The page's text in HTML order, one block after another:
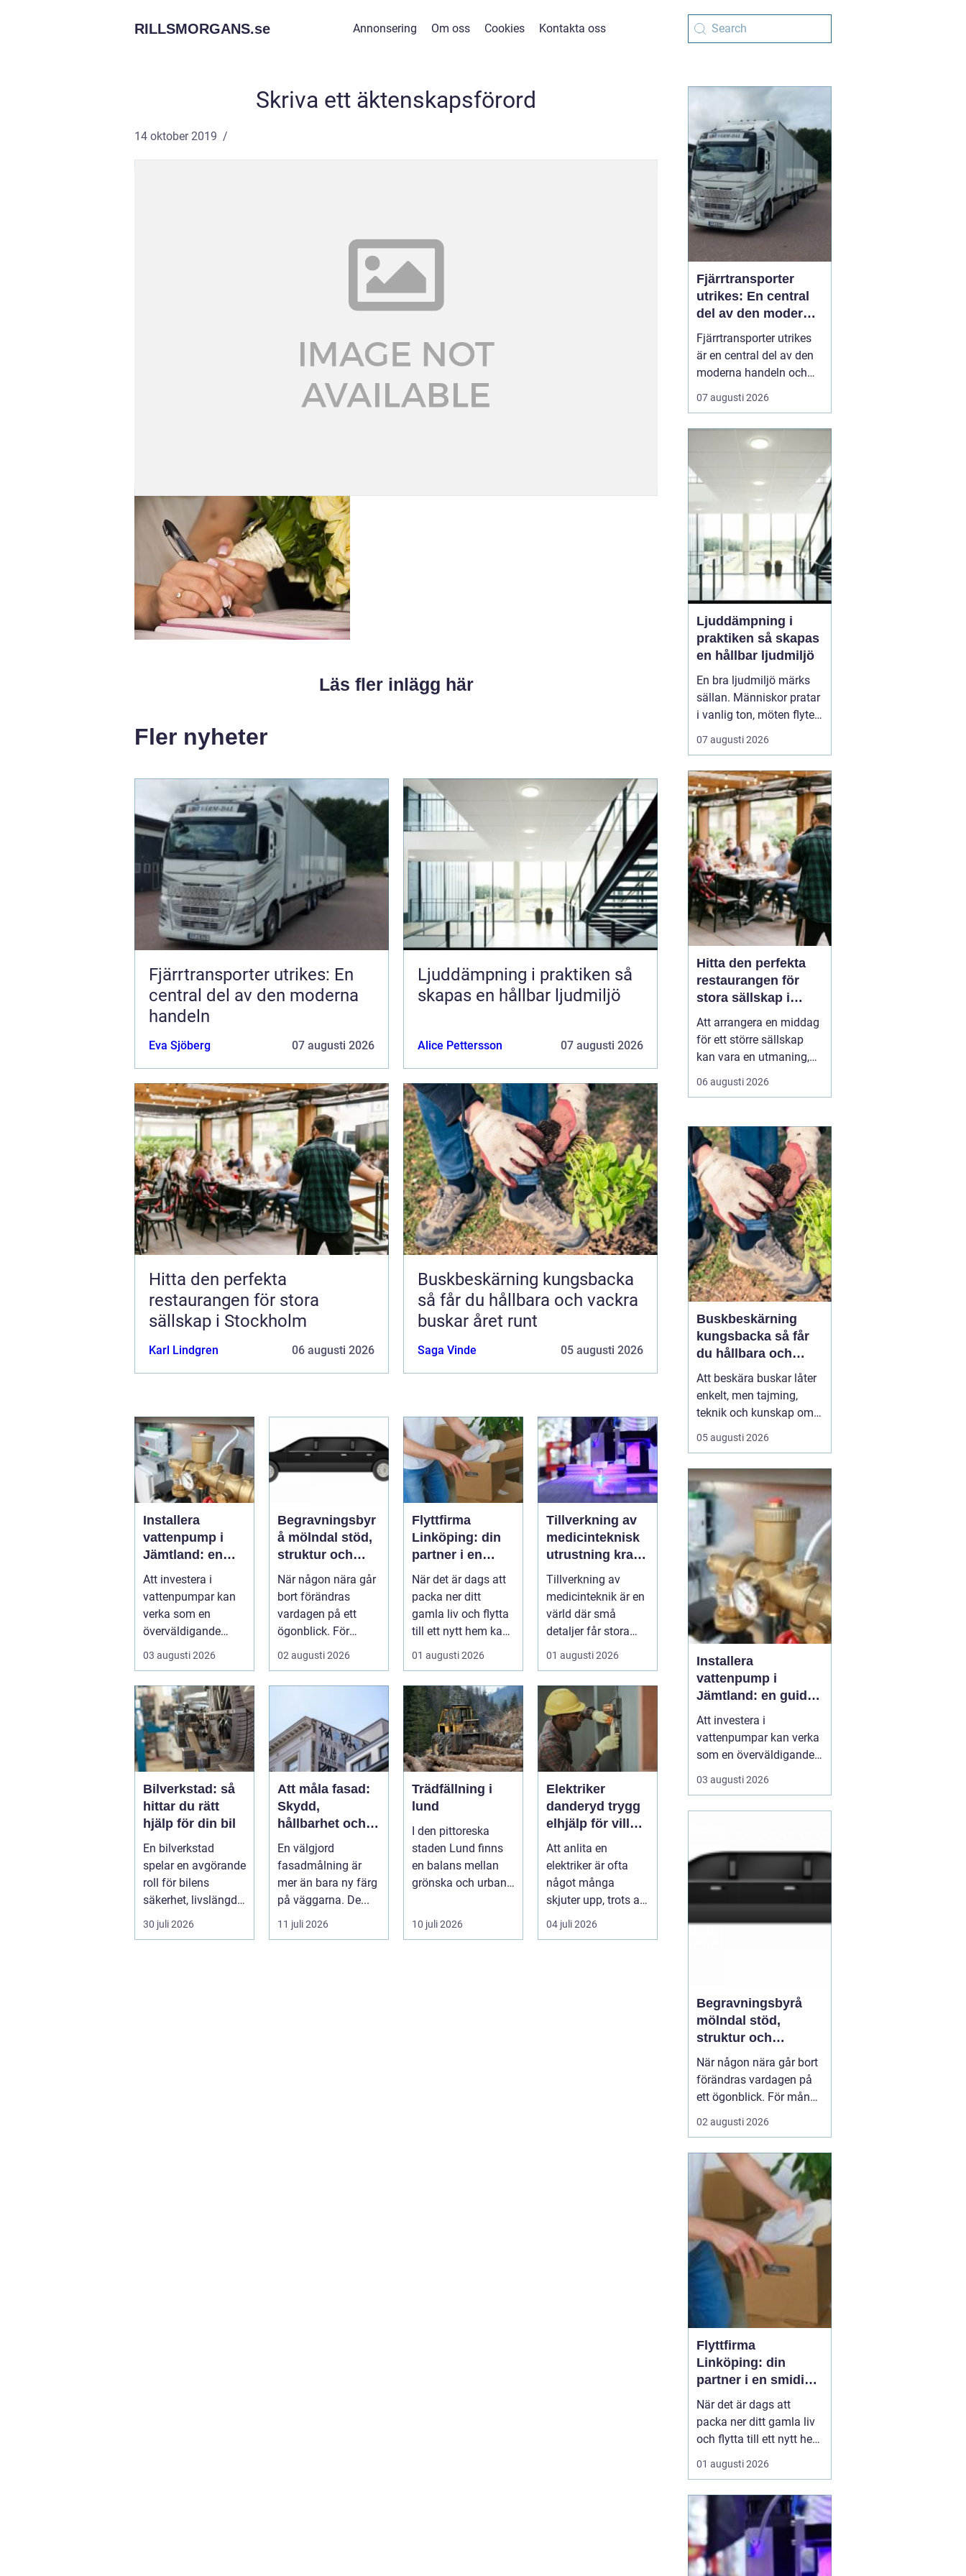
RILLSMORGANS.se Annonsering Om oss Cookies Kontakta oss
Skriva ett äktenskapsförord
14 oktober 2019
Läs fler inlägg här
Fler nyheter
Fjärrtransporter utrikes: En
central del av den moderna
handeln
Eva Sjöberg 07 augusti 2026
Ljuddämpning i praktiken så
skapas en hållbar ljudmiljö
Alice Pettersson 07 augusti 2026
Hitta den perfekta
restaurangen för stora
sällskap i Stockholm
Karl Lindgren 06 augusti 2026
Buskbeskärning kungsbacka
så får du hållbara och vackra
buskar året runt
Saga Vinde 05 augusti 2026
Installera
vattenpump i
Jämtland: en
guide till
hållbara och
effektiva
lösningar
Att investera i
vattenpumpar kan
verka som en
överväldigande
uppgift, speciellt om
man bor...
03 augusti 2026
Begravningsbyr
å mölndal stöd,
struktur och
omtanke i en
svår tid
När någon nära går
bort förändras
vardagen på ett
ögonblick. För
många i Mölndal
blir första frågan:...
02 augusti 2026
Flyttfirma
Linköping: din
partner i en
smidig flytt
När det är dags att
packa ner ditt
gamla liv och flytta
till ett nytt hem kan
det vara &ou...
01 augusti 2026
Tillverkning av
medicinteknisk
utrustning krav,
kvalitet och
precision
Tillverkning av
medicinteknik är en
värld där små
detaljer får stora
konsekvenser. En
liten avvikels...
01 augusti 2026
Bilverkstad: så
hittar du rätt
hjälp för din bil
En bilverkstad
spelar en avgörande
roll för bilens
säkerhet, livslängd
och andra...
30 juli 2026
Att måla fasad:
Skydd,
hållbarhet och
rätt teknik vid
fasadmålning
En välgjord
fasadmålning är
mer än bara ny färg
på väggarna. De...
11 juli 2026
Trädfällning i
lund
I den pittoreska
staden Lund finns
en balans mellan
grönska och urban
inte bara ...
10 juli 2026
Elektriker
danderyd trygg
elhjälp för villa,
lägenhet och
företag
Att anlita en
elektriker är ofta
något många
skjuter upp, trots att
äldre
elanläggningar,
04 juli 2026
Fjärrtransporter
utrikes: En central
del av den moderna
handeln
Fjärrtransporter utrikes
är en central del av den
moderna handeln och
gör det möjligt för
företag att nå kunder
landsgränserna. Genom
effektiva logist...
07 augusti 2026
Ljuddämpning i
praktiken så skapas
en hållbar ljudmiljö
En bra ljudmiljö märks
sällan. Människor pratar
i vanlig ton, möten flyter
på och ingen går hem
med dunkande
däremotsaknar
ljuddämpning blir
kontrasten tydlig: sam...
07 augusti 2026
Hitta den perfekta
restaurangen för
stora sällskap i
Stockholm
Att arrangera en middag
för ett större sällskap
kan vara en utmaning,
men det är också en
möjlighet att skapa ett
Många faktorer spelar in
när man ska välja rätt
ställe f&oum...
06 augusti 2026
Buskbeskärning
kungsbacka så får
du hållbara och
vackra buskar året
runt
Att beskära buskar låter
enkelt, men tajming,
teknik och kunskap om
varje arts behov avgör
resultatet. I Kungsbacka,
och ibland tunga
snölaster, ställs lite extra
krav på både planering
och utförande. Rätt
beskärning ger friskar...
05 augusti 2026
Installera
vattenpump i
Jämtland: en guide
till hållbara och
effektiva lösningar
Att investera i
vattenpumpar kan verka
som en överväldigande
uppgift, speciellt om
man bor i ett så unikt
robusta miljö är det
viktigt att v&...
03 augusti 2026
Begravningsbyrå
mölndal stöd,
struktur och
omtanke i en svår
tid
När någon nära går bort
förändras vardagen på
ett ögonblick. För många
i Mölndal blir första
frågan: var börjar man?
Mölndal hjälpertill att ta
hand om både d...
02 augusti 2026
Flyttfirma
Linköping: din
partner i en smidig
flytt
När det är dags att
packa ner ditt gamla liv
och flytta till ett nytt hem
kan det vara
överväldigande att tänka
göras. Att anlita en
professionell flyttfirma
kan vara det bästa
beslute...
01 augusti 2026